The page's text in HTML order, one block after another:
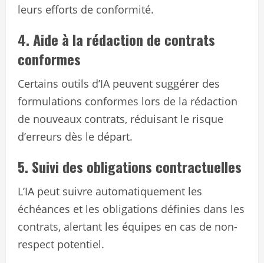
leurs efforts de conformité.
4. Aide à la rédaction de contrats
conformes
Certains outils d’IA peuvent suggérer des
formulations conformes lors de la rédaction
de nouveaux contrats, réduisant le risque
d’erreurs dès le départ.
5. Suivi des obligations contractuelles
L’IA peut suivre automatiquement les
échéances et les obligations définies dans les
contrats, alertant les équipes en cas de non-
respect potentiel.